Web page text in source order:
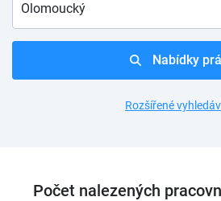
Olomoucký
Nabídky
Rozšířené
Počet nalezených